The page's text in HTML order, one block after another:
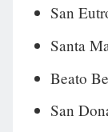
San
Santa
Beato
San